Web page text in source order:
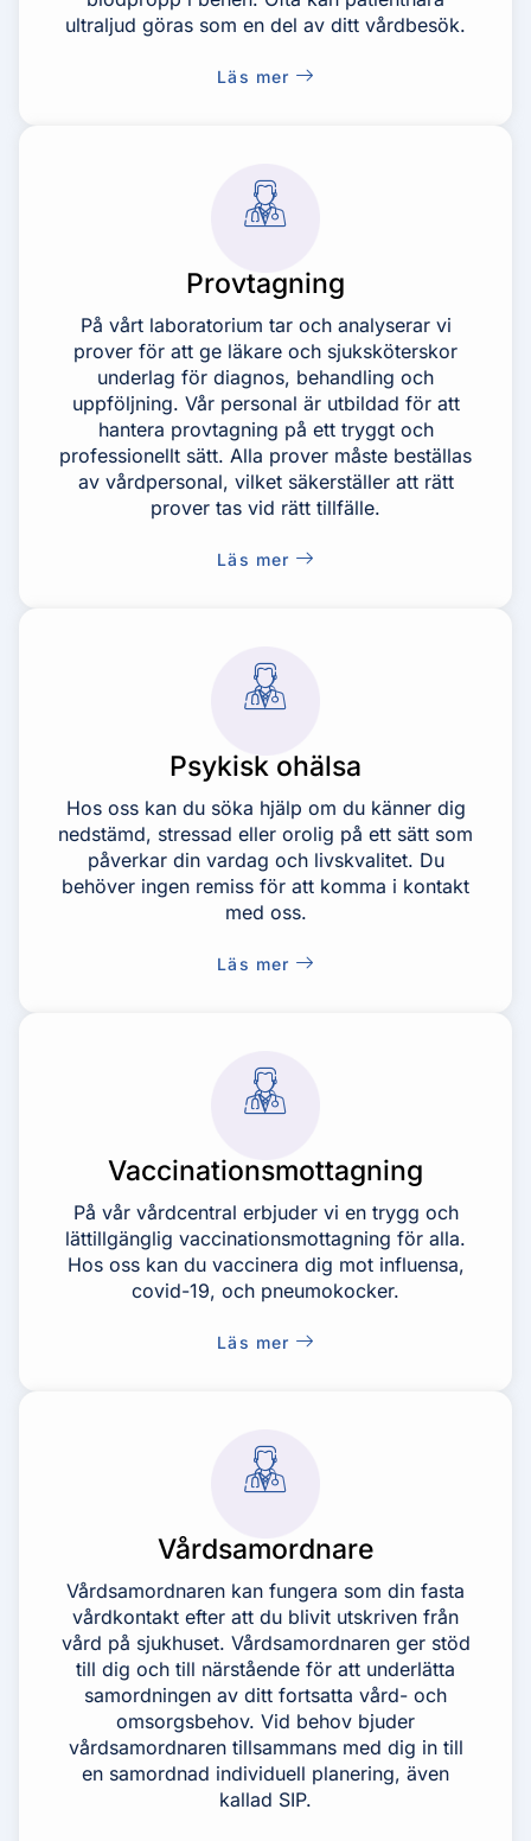
ultraljud göras som en del av ditt vårdbesök.
Läs mer
Provtagning
På vårt laboratorium tar och analyserar vi
prover för att ge läkare och sjuksköterskor
underlag för diagnos, behandling och
uppföljning. Vår personal är utbildad för att
hantera provtagning på ett tryggt och
professionellt sätt. Alla prover måste beställas
av vårdpersonal, vilket säkerställer att rätt
prover tas vid rätt tillfälle.
Läs mer
Psykisk ohälsa
Hos oss kan du söka hjälp om du känner dig
nedstämd, stressad eller orolig på ett sätt som
påverkar din vardag och livskvalitet. Du
behöver ingen remiss för att komma i kontakt
med oss.
Läs mer
Vaccinationsmottagning
På vår vårdcentral erbjuder vi en trygg och
lättillgänglig vaccinationsmottagning för alla.
Hos oss kan du vaccinera dig mot influensa,
covid-19, och pneumokocker.
Läs mer
Vårdsamordnare
Vårdsamordnaren kan fungera som din fasta
vårdkontakt efter att du blivit utskriven från
vård på sjukhuset. Vårdsamordnaren ger stöd
till dig och till närstående för att underlätta
samordningen av ditt fortsatta vård- och
omsorgsbehov. Vid behov bjuder
vårdsamordnaren tillsammans med dig in till
en samordnad individuell planering, även
kallad SIP.